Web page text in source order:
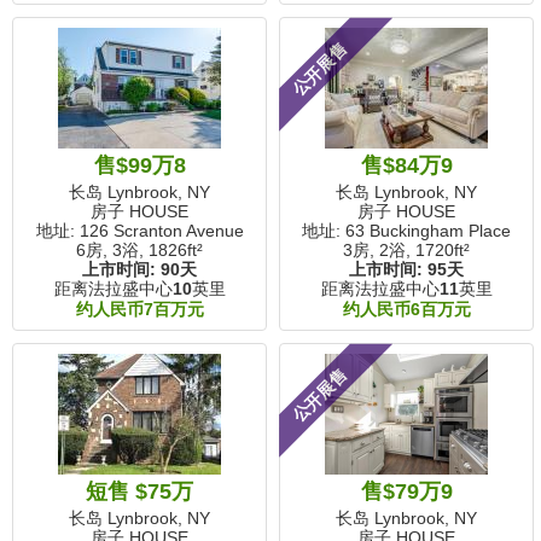
售$99万8
长岛 Lynbrook, NY
房子 HOUSE
地址: 126 Scranton Avenue
6房, 3浴, 1826ft²
上市时间: 90天
距离法拉盛中心10英里
约人民币7百万元
公开展售
售$84万9
长岛 Lynbrook, NY
房子 HOUSE
地址: 63 Buckingham Place
3房, 2浴, 1720ft²
上市时间: 95天
距离法拉盛中心11英里
约人民币6百万元
短售 $75万
长岛 Lynbrook, NY
房子 HOUSE
公开展售
售$79万9
长岛 Lynbrook, NY
房子 HOUSE